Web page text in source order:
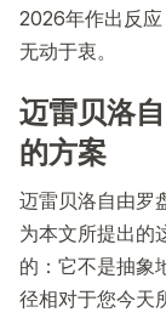
2026年作出反
无动于衷。
迈雷贝洛
的方案
迈雷贝洛自由
为本文所提出的
的：它不是抽象
径相对于您今天